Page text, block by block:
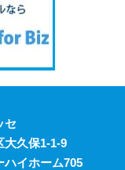
だけます。 ご希
様々な利用方法が
発における実機
、デッセまでご
セ
大久保1-1-9
ハイホーム705